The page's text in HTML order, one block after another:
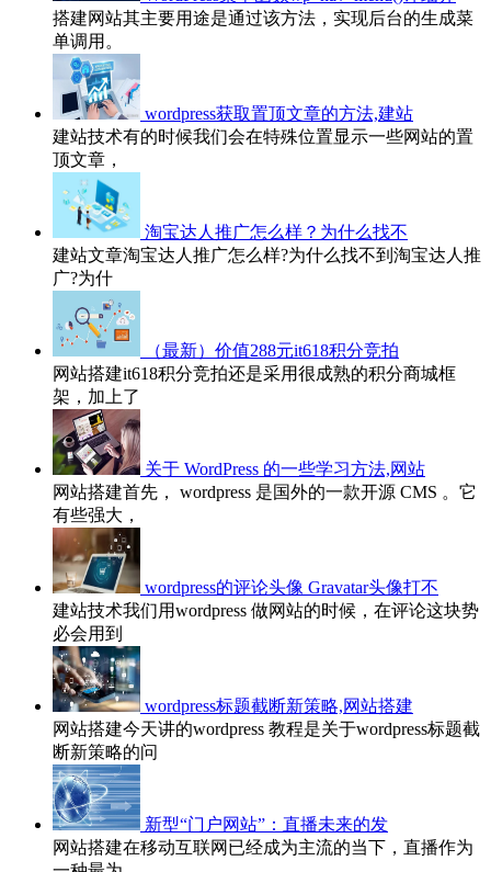
搭建网站其主要用途是通过该方法，实现后台的生成菜
单调用。
wordpress获取置顶文章的方法,建站
建站技术有的时候我们会在特殊位置显示一些网站的置
顶文章，
淘宝达人推广怎么样？为什么找不
建站文章淘宝达人推广怎么样?为什么找不到淘宝达人推
广?为什
（最新）价值288元it618积分竞拍
网站搭建it618积分竞拍还是采用很成熟的积分商城框
架，加上了
关于 WordPress 的一些学习方法,网站
网站搭建首先， wordpress 是国外的一款开源 CMS 。它
有些强大，
wordpress的评论头像 Gravatar头像打不
建站技术我们用wordpress 做网站的时候，在评论这块势
必会用到
wordpress标题截断新策略,网站搭建
网站搭建今天讲的wordpress 教程是关于wordpress标题截
断新策略的问
新型“门户网站”：直播未来的发
网站搭建在移动互联网已经成为主流的当下，直播作为